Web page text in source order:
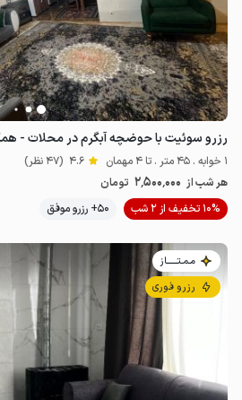
رزرو سوئیت با حوضچه آبگرم در محلات -
1 خوابه . 45 متر . تا 4 مهمان 4.6 (47 نظر)
هر شب از 2٬500٬000 تومان
10% تخفیف از 2 شب
50+ رزرو موفق
مـمـتــــــاز
رزرو فوری